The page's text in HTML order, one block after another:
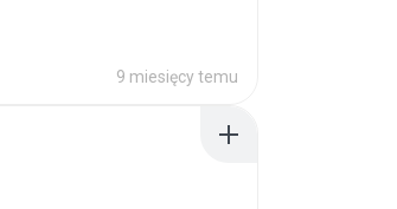
9 miesięcy temu